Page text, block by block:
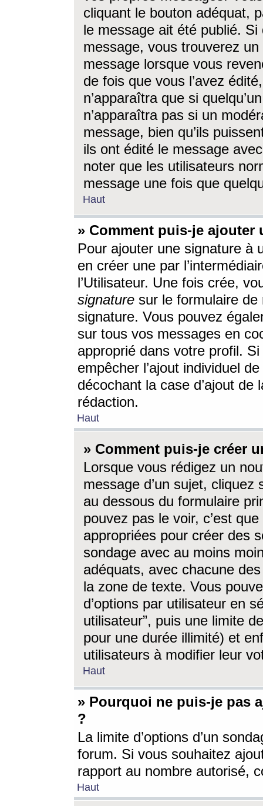
cliquant le bouton adéquat,
le message ait été publié. Si
message, vous trouverez
message lorsque vous
de fois que vous l’avez
n’apparaîtra que si
n’apparaîtra pas si un
message, bien qu’ils
ils ont édité le message
noter que les utilisateurs
message une fois que
Haut
» Comment puis-je ajouter
Pour ajouter une signature à
en créer une par
l’Utilisateur. Une fois crée,
signature sur le formulaire de
signature. Vous pouvez
sur tous vos messages en
approprié dans votre profil.
empêcher l’ajout individuel
décochant la case d’ajout
rédaction.
Haut
» Comment puis-je créer
Lorsque vous rédigez un
message d’un sujet, cliquez
au dessous du formulaire
pouvez pas le voir, c’est
appropriées pour créer des
sondage avec au moins
adéquats, avec chacune
la zone de texte. Vous
d’options par utilisateur en
utilisateur”, puis une limite
pour une durée illimité) et
utilisateurs à modifier leur
Haut
» Pourquoi ne puis-je pas
?
La limite d’options d’un
forum. Si vous souhaitez
rapport au nombre autorisé,
Haut